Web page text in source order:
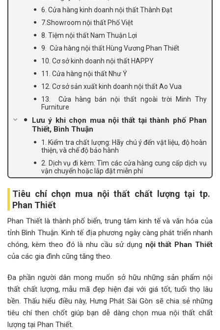
6. Cửa hàng kinh doanh nội thất Thành Đạt
7.Showroom nội thất Phố Việt
8. Tiệm nội thất Nam Thuận Lợi
9. Cửa hàng nội thất Hùng Vương Phan Thiết
10. Cơ sở kinh doanh nội thất HAPPY
11. Cửa hàng nội thất Như Ý
12. Cơ sở sản xuất kinh doanh nội thất Ao Vua
13. Cửa hàng bán nội thất ngoài trời Minh Thy
Furniture
Lưu ý khi chọn mua nội thất tại thành phố Phan
Thiết, Bình Thuận
1. Kiểm tra chất lượng: Hãy chú ý đến vật liệu, độ hoàn
thiện, và chế độ bảo hành
2. Dịch vụ đi kèm: Tìm các cửa hàng cung cấp dịch vụ
vận chuyển hoặc lắp đặt miễn phí
Tiêu chí chọn mua nội thất chất lượng tại tp.
Phan Thiết
Phan Thiết là thành phố biển, trung tâm kinh tế và văn hóa của
tỉnh Bình Thuận. Kinh tế địa phương ngày càng phát triển nhanh
chóng, kèm theo đó là nhu cầu sử dụng nội thất Phan Thiết
của các gia đình cũng tăng theo.
Đa phần người dân mong muốn sở hữu những sản phẩm nội
thất chất lượng, mẫu mã đẹp hiện đại với giá tốt, tuổi thọ lâu
bền. Thấu hiểu điều này, Hưng Phát Sài Gòn sẽ chia sẻ những
tiêu chí then chốt giúp bạn dễ dàng chọn mua nội thất chất
lượng tại Phan Thiết.